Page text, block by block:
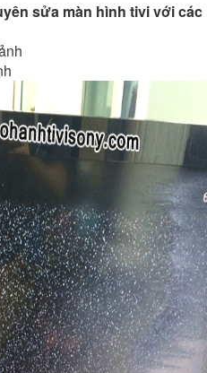
sửa màn hình tivi với các